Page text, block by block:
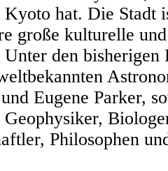
Kyoto hat. Die Stadt
große kulturelle
den bisherigen
Eugene Parker,
Philosophen